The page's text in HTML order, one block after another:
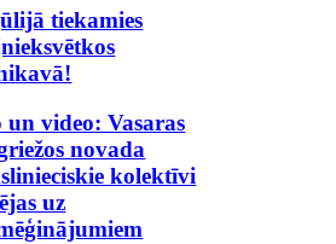
tiekamies
un video: Vasaras
novada
kolektīvi
uz